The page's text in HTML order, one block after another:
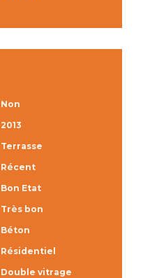
Non
2013
Terrasse
Récent
Bon Etat
Très bon
Béton
Résidentiel
Double vitrage